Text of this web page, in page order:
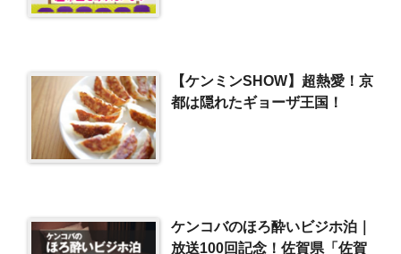
【ケンミンSHOW】超熱愛！京
都は隠れたギョーザ王国！
ケンコバのほろ酔いビジホ泊｜
放送100回記念！佐賀県「佐賀